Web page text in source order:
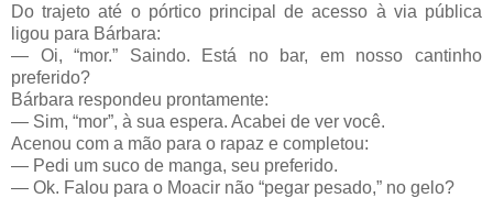
Do trajeto até o pórtico principal de acesso à via pública
ligou para Bárbara:
— Oi, “mor.” Saindo. Está no bar, em nosso cantinho
preferido?
Bárbara respondeu prontamente:
— Sim, “mor”, à sua espera. Acabei de ver você.
Acenou com a mão para o rapaz e completou:
— Pedi um suco de manga, seu preferido.
— Ok. Falou para o Moacir não “pegar pesado,” no gelo?